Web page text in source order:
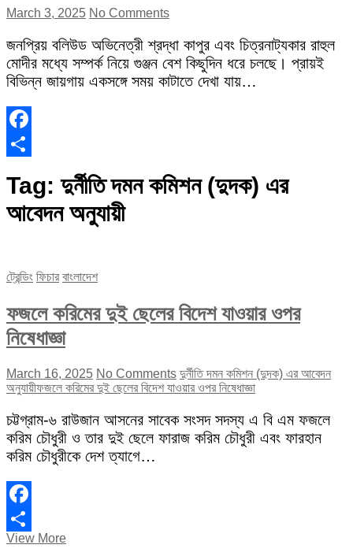
March 3, 2025 No Comments
জনপ্রিয় বলিউড অভিনেত্রী শ্রদ্ধা কাপুর এবং চিত্রনাট্যকার রাহুল
মোদীর মধ্যে সম্পর্ক নিয়ে গুঞ্জন বেশ কিছুদিন ধরে চলছে। প্রায়ই
বিভিন্ন জায়গায় একসঙ্গে সময় কাটাতে দেখা যায়…
Facebook
Tag:দুর্নীতি দমন কমিশন (দুদক) এর
আবেদন অনুযায়ী
ট্রেন্ডিং ফিচার বাংলাদেশ
ফজলে করিমের দুই ছেলের বিদেশ যাওয়ার ওপর
নিষেধাজ্ঞা
March 16, 2025 No Comments দুর্নীতি দমন কমিশন (দুদক) এর আবেদন
অনুযায়ীফজলে করিমের দুই ছেলের বিদেশ যাওয়ার ওপর নিষেধাজ্ঞা
চট্টগ্রাম-৬ রাউজান আসনের সাবেক সংসদ সদস্য এ বি এম ফজলে
করিম চৌধুরী ও তার দুই ছেলে ফারাজ করিম চৌধুরী এবং ফারহান
করিম চৌধুরীকে দেশ ত্যাগে…
Facebook
Share
View Moreফজলে